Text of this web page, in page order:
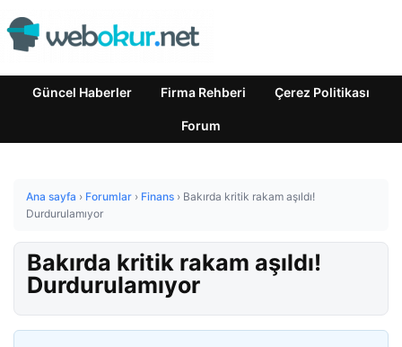
Güncel Haberler Firma Rehberi Çerez Politikası
Forum
Ana sayfa › Forumlar › Finans › Bakırda kritik rakam aşıldı!
Durdurulamıyor
Bakırda kritik rakam aşıldı!
Durdurulamıyor